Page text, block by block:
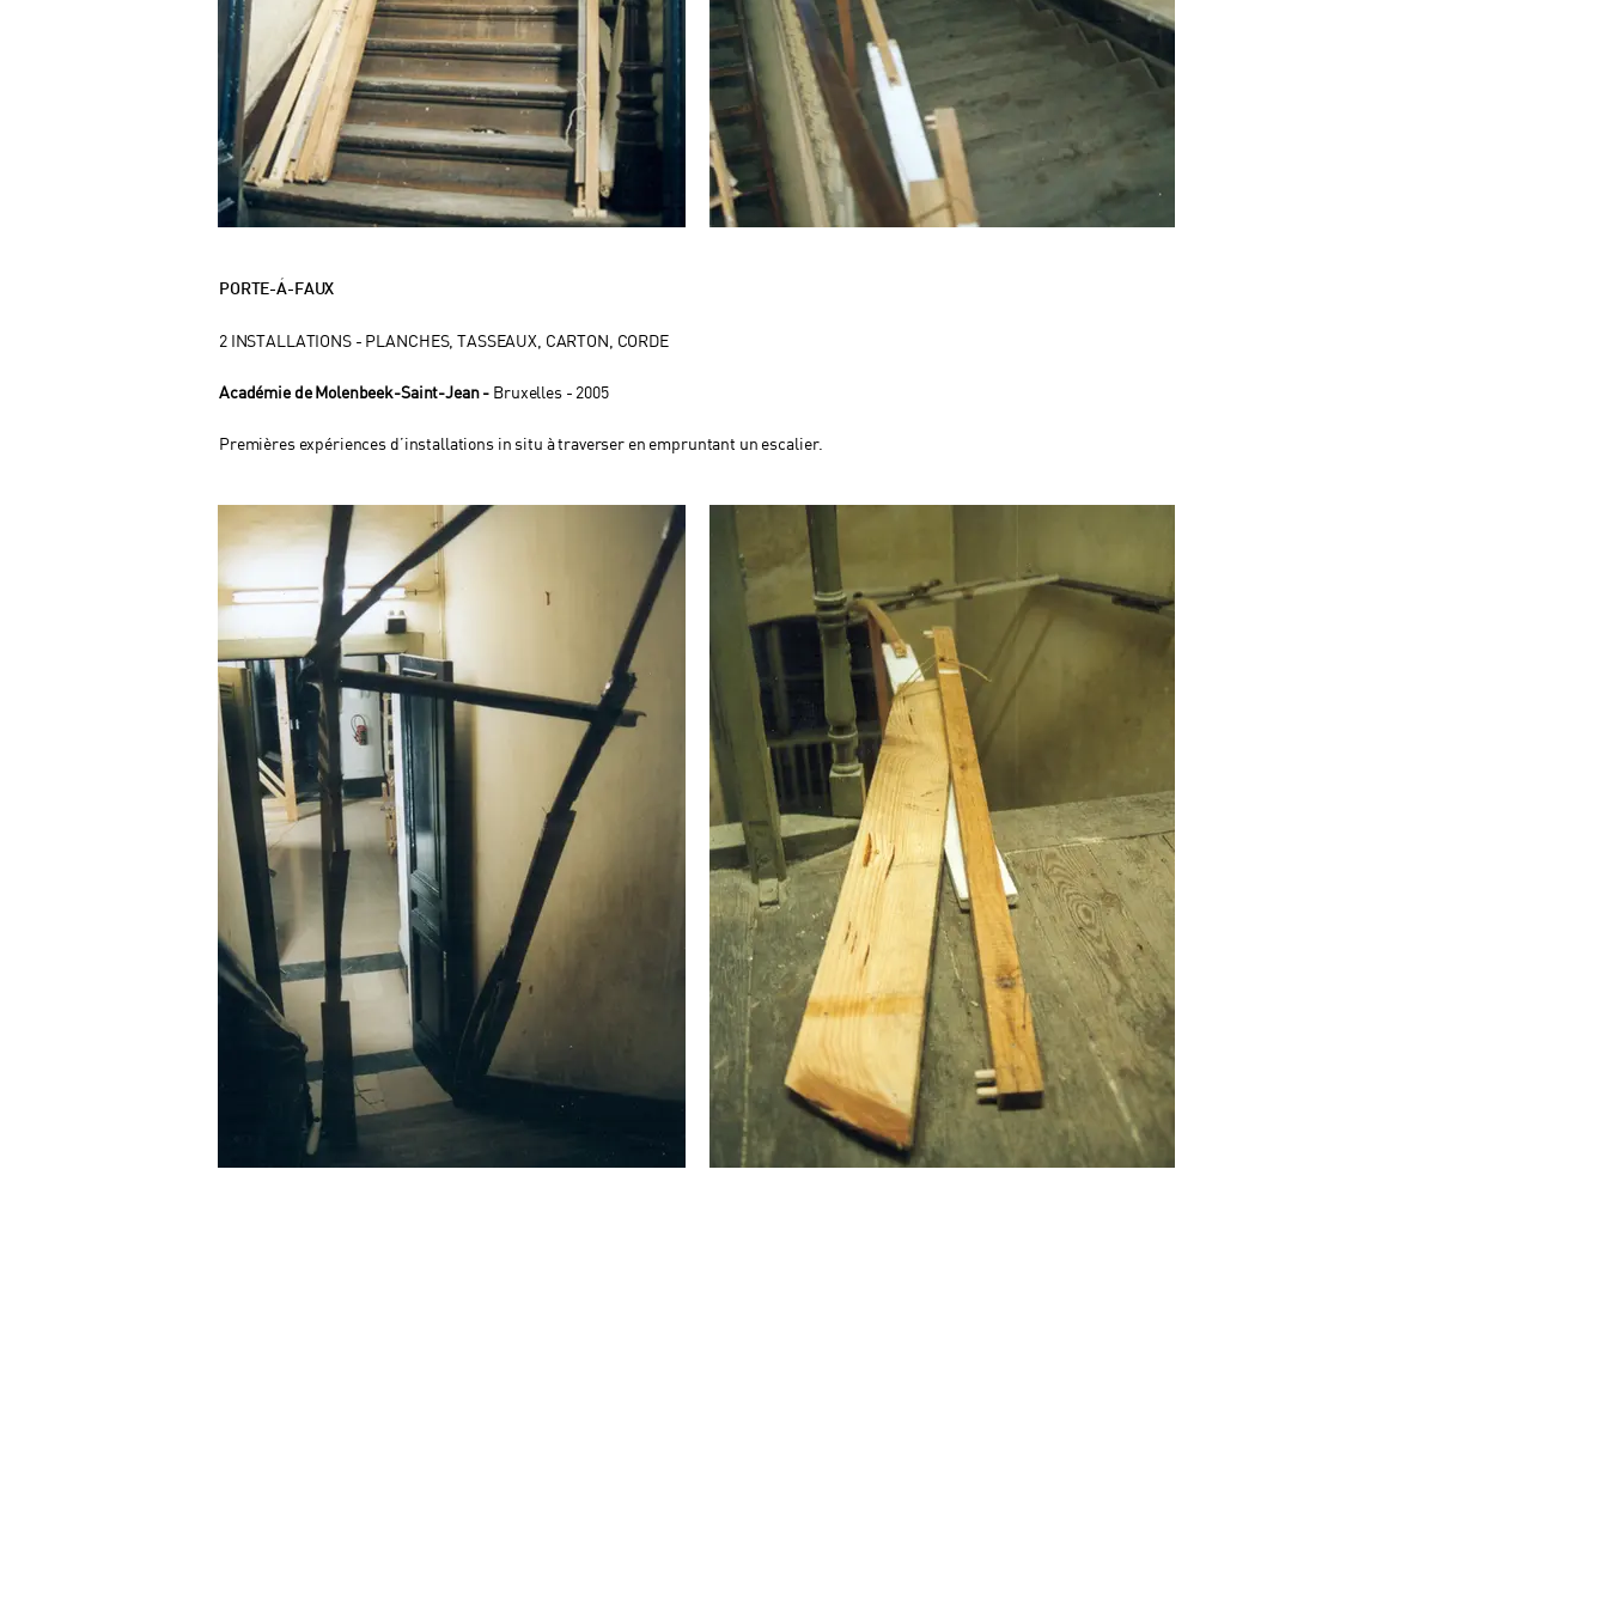
PORTE-Á-FAUX
2 INSTALLATIONS - PLANCHES, TASSEAUX, CARTON, CORDE
Académie de Molenbeek-Saint-Jean - Bruxelles - 2005
Premières expériences d’installations in situ à traverser en empruntant un escalier.